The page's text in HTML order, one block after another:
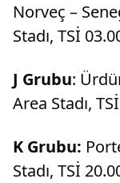
Norveç –
Stadı, TSİ
J Grubu:
Area Stadı,
K Grubu:
Stadı, TSİ